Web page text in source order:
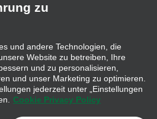
Cookie-Richtlinie
Lieferkettensorgfaltspflichtengesetz
(LkSG) Grundsatzerklärung
zu
und andere Technologien, die
Website zu betreiben, Ihre
und zu personalisieren,
und unser Marketing zu optimieren.
jederzeit unter „Einstellungen
Cookie Privacy Policy